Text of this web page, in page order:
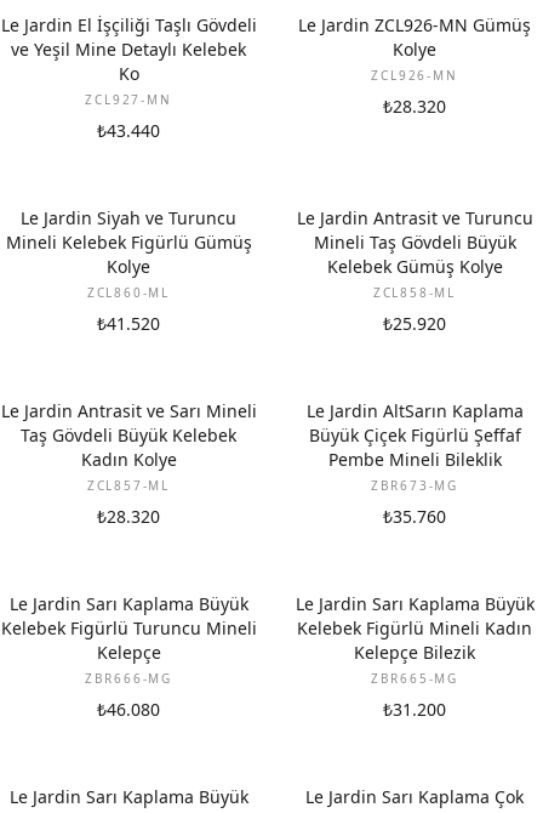
Le Jardin El İşçiliği Taşlı Gövdeli
ve Yeşil Mine Detaylı Kelebek
Ko
ZCL927-MN
₺43.440
Le Jardin ZCL926-MN Gümüş
Kolye
ZCL926-MN
₺28.320
Le Jardin Siyah ve Turuncu
Mineli Kelebek Figürlü Gümüş
Kolye
ZCL860-ML
₺41.520
Le Jardin Antrasit ve Turuncu
Mineli Taş Gövdeli Büyük
Kelebek Gümüş Kolye
ZCL858-ML
₺25.920
Le Jardin Antrasit ve Sarı Mineli
Taş Gövdeli Büyük Kelebek
Kadın Kolye
ZCL857-ML
₺28.320
Le Jardin AltSarın Kaplama
Büyük Çiçek Figürlü Şeffaf
Pembe Mineli Bileklik
ZBR673-MG
₺35.760
Le Jardin Sarı Kaplama Büyük
Kelebek Figürlü Turuncu Mineli
Kelepçe
ZBR666-MG
₺46.080
Le Jardin Sarı Kaplama Büyük
Kelebek Figürlü Mineli Kadın
Kelepçe Bilezik
ZBR665-MG
₺31.200
Le Jardin Sarı Kaplama Büyük
Le Jardin Sarı Kaplama Çok